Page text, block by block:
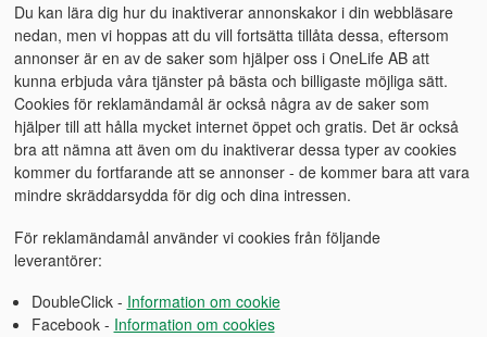
Du kan lära dig hur du inaktiverar annonskakor i din webbläsare
nedan, men vi hoppas att du vill fortsätta tillåta dessa, eftersom
annonser är en av de saker som hjälper oss i OneLife AB att
kunna erbjuda våra tjänster på bästa och billigaste möjliga sätt.
Cookies för reklamändamål är också några av de saker som
hjälper till att hålla mycket internet öppet och gratis. Det är också
bra att nämna att även om du inaktiverar dessa typer av cookies
kommer du fortfarande att se annonser - de kommer bara att vara
mindre skräddarsydda för dig och dina intressen.
För reklamändamål använder vi cookies från följande
leverantörer:
DoubleClick - Information om cookie
Facebook - Information om cookies